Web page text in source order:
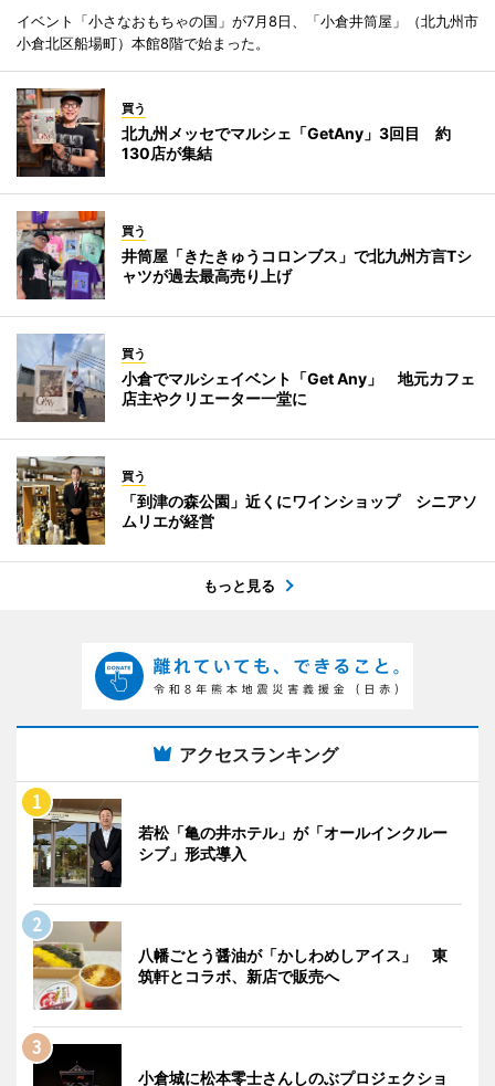
イベント「小さなおもちゃの国」が7月8日、「小倉井筒屋」（北九州市
小倉北区船場町）本館8階で始まった。
買う
北九州メッセでマルシェ「GetAny」3回目 約
130店が集結
買う
井筒屋「きたきゅうコロンブス」で北九州方言Tシ
ャツが過去最高売り上げ
買う
小倉でマルシェイベント「Get Any」 地元カフェ
店主やクリエーター一堂に
買う
「到津の森公園」近くにワインショップ シニアソ
ムリエが経営
もっと見る
アクセスランキング
若松「亀の井ホテル」が「オールインクルー
シブ」形式導入
八幡ごとう醤油が「かしわめしアイス」 東
筑軒とコラボ、新店で販売へ
小倉城に松本零士さんしのぶプロジェクショ